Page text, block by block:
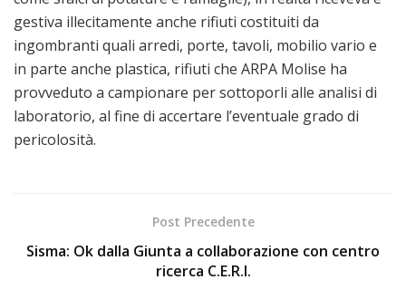
gestiva illecitamente anche rifiuti costituiti da
ingombranti quali arredi, porte, tavoli, mobilio vario e
in parte anche plastica, rifiuti che ARPA Molise ha
provveduto a campionare per sottoporli alle analisi di
laboratorio, al fine di accertare l’eventuale grado di
pericolosità.
Post Precedente
Sisma: Ok dalla Giunta a collaborazione con centro
ricerca C.E.R.I.